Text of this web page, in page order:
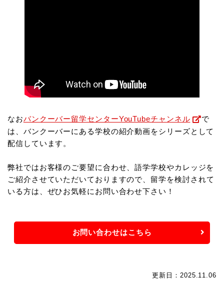
なおバンクーバー留学センターYouTubeチャンネル
で
は、バンクーバーにある学校の紹介動画をシリーズとして
配信しています。
弊社ではお客様のご要望に合わせ、語学学校やカレッジを
ご紹介させていただいておりますので、 留学を検討されて
いる方は、ぜひお気軽にお問い合わせ下さい！
お問い合わせはこちら
更新日：2025.11.06